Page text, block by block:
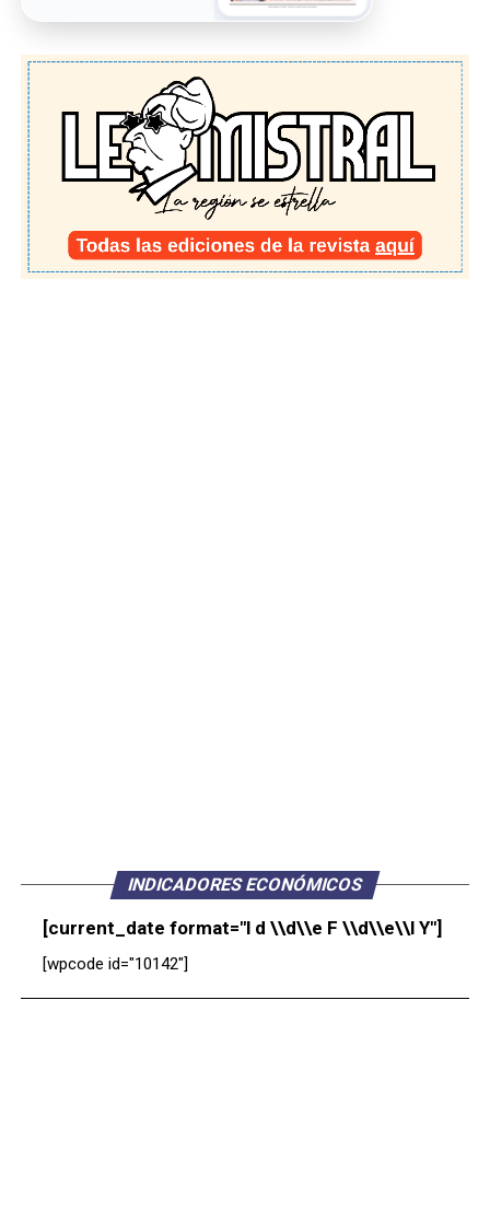
INDICADORES ECONÓMICOS
[current_date format="l d \\d\\e F \\d\\e\\l Y"]
[wpcode id="10142"]